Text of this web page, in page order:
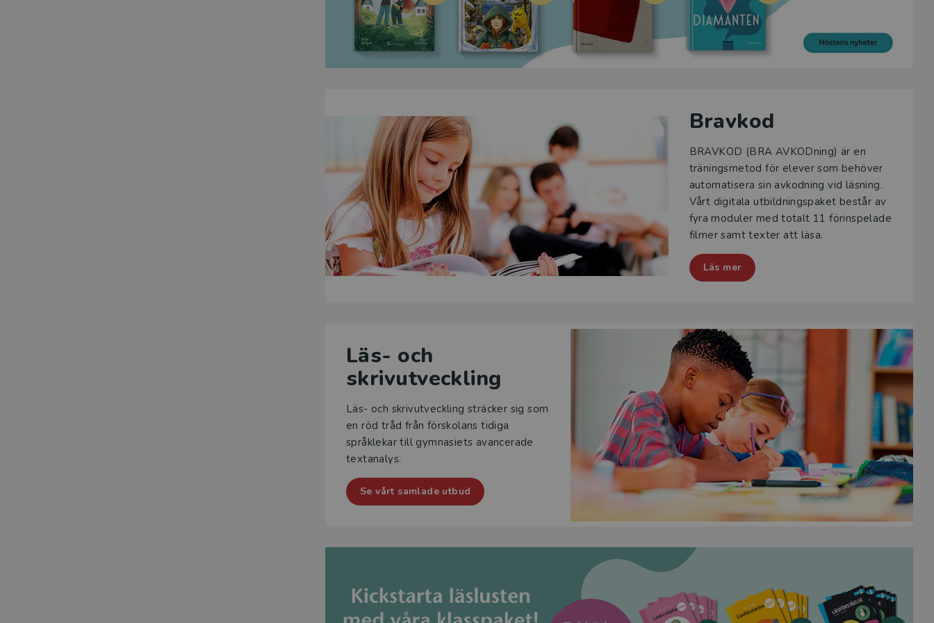
Bravkod
BRAVKOD (BRA AVKODning) är en
träningsmetod för elever som behöver
automatisera sin avkodning vid läsning.
Vårt digitala utbildningspaket består av
fyra moduler med totalt 11 förinspelade
filmer samt texter att läsa.
Läs mer
Läs- och
skrivutveckling
Läs- och skrivutveckling sträcker sig som
en röd tråd från förskolans tidiga
språklekar till gymnasiets avancerade
textanalys.
Se vårt samlade utbud